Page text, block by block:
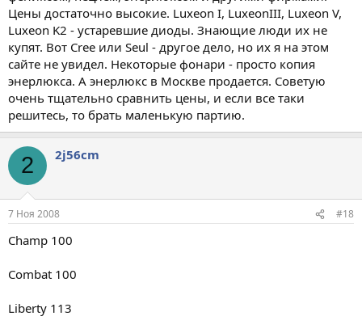
Цены достаточно высокие. Luxeon I, LuxeonIII, Luxeon V,
Luxeon K2 - устаревшие диоды. Знающие люди их не
купят. Вот Cree или Seul - другое дело, но их я на этом
сайте не увидел. Некоторые фонари - просто копия
энерлюкса. А энерлюкс в Москве продается. Советую
очень тщательно сравнить цены, и если все таки
решитесь, то брать маленькую партию.
2 2j56cm
7 Ноя 2008 #18
Champ 100
Combat 100
Liberty 113